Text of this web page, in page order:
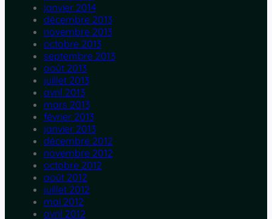
janvier 2014
décembre 2013
novembre 2013
octobre 2013
septembre 2013
août 2013
juillet 2013
avril 2013
mars 2013
février 2013
janvier 2013
décembre 2012
novembre 2012
octobre 2012
août 2012
juillet 2012
mai 2012
avril 2012